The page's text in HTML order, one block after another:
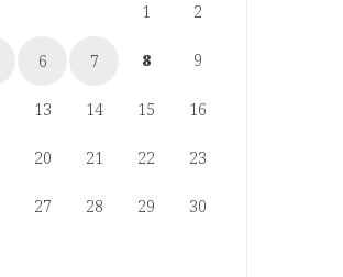
1 2
6 7 8 9
13 14 15 16
20 21 22 23
27 28 29 30